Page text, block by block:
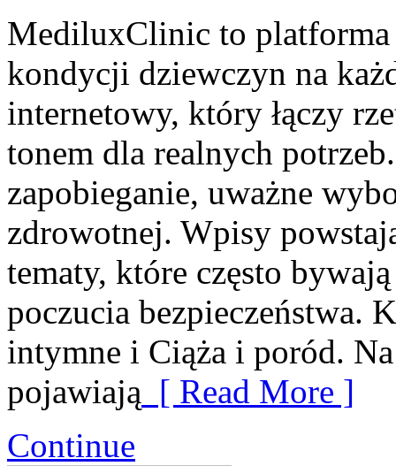
MediluxClinic to platforma
kondycji dziewczyn na
internetowy, który łączy
tonem dla realnych
zapobieganie, uważne
zdrowotnej. Wpisy
tematy, które często
poczucia bezpieczeństwa.
intymne i Ciąża i poród.
pojawiają [ Read More ]
Continue